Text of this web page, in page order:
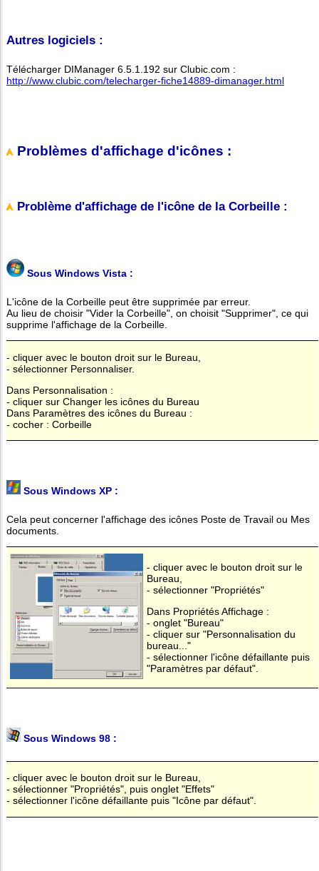
Autres logiciels :
Télécharger DIManager 6.5.1.192 sur Clubic.com :
http://www.clubic.com/telecharger-fiche14889-dimanager.html
Problèmes d'affichage d'icônes :
Problème d'affichage de l'icône de la Corbeille :
Sous Windows Vista :
L'icône de la Corbeille peut être supprimée par erreur.
Au lieu de choisir "Vider la Corbeille", on choisit "Supprimer", ce qui
supprime l'affichage de la Corbeille.
- cliquer avec le bouton droit sur le Bureau,
- sélectionner Personnaliser.
Dans Personnalisation :
- cliquer sur Changer les icônes du Bureau
Dans Paramètres des icônes du Bureau :
- cocher : Corbeille
Sous Windows XP :
Cela peut concerner l'affichage des icônes Poste de Travail ou Mes
documents.
- cliquer avec le bouton droit sur le
Bureau,
- sélectionner "Propriétés"
Dans Propriétés Affichage :
- onglet "Bureau"
- cliquer sur "Personnalisation du
bureau..."
- sélectionner l'icône défaillante puis
"Paramètres par défaut".
Sous Windows 98 :
- cliquer avec le bouton droit sur le Bureau,
- sélectionner "Propriétés", puis onglet "Effets"
- sélectionner l'icône défaillante puis "Icône par défaut".